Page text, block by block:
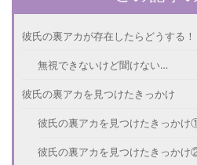
彼氏の裏アカが存在したらどうする！
無視できないけど聞けない…
彼氏の裏アカを見つけたきっかけ
彼氏の裏アカを見つけたきっかけ
彼氏の裏アカを見つけたきっか